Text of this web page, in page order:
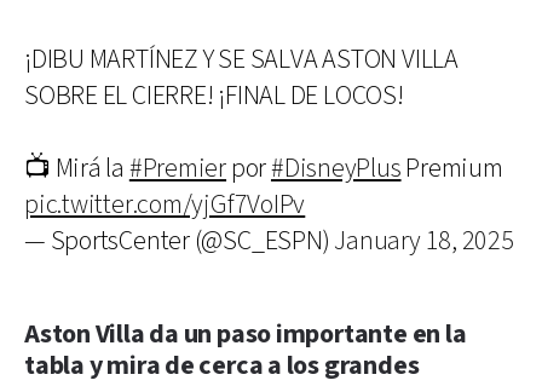
¡DIBU MARTÍNEZ Y SE SALVA ASTON VILLA
SOBRE EL CIERRE! ¡FINAL DE LOCOS!
📺 Mirá la #Premierpor#DisneyPlusPremium
pic.twitter.com/yjGf7VoIPv
— SportsCenter (@SC_ESPN) January 18, 2025
Aston Villa da un paso importante en la
tabla y mira de cerca a los grandes